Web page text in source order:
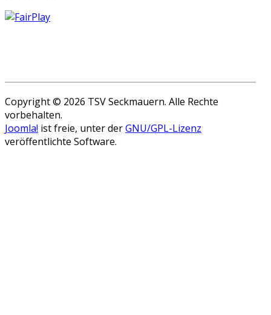
Copyright © 2026 TSV Seckmauern. Alle Rechte
vorbehalten.
Joomla! ist freie, unter derGNU/GPL-Lizenz
veröffentlichte Software.